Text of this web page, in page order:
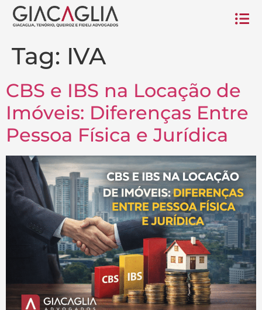
Tag: IVA
CBS e IBS na Locação de
Imóveis: Diferenças Entre
Pessoa Física e Jurídica